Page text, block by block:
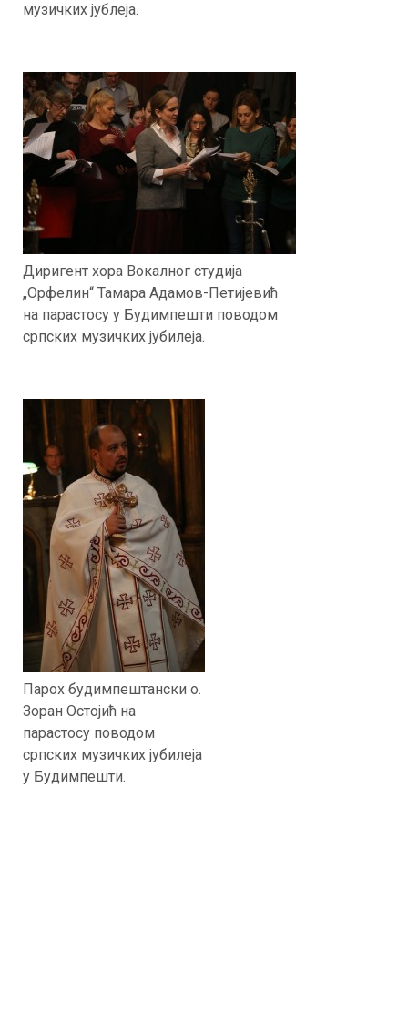
музичких јублеја.
Диригент хора Вокалног студија
„Орфелин“ Тамара Адамов-Петијевић
на парастосу у Будимпешти поводом
српских музичких јубилеја.
Парох будимпештански о.
Зоран Остојић на
парастосу поводом
српских музичких јубилеја
у Будимпешти.